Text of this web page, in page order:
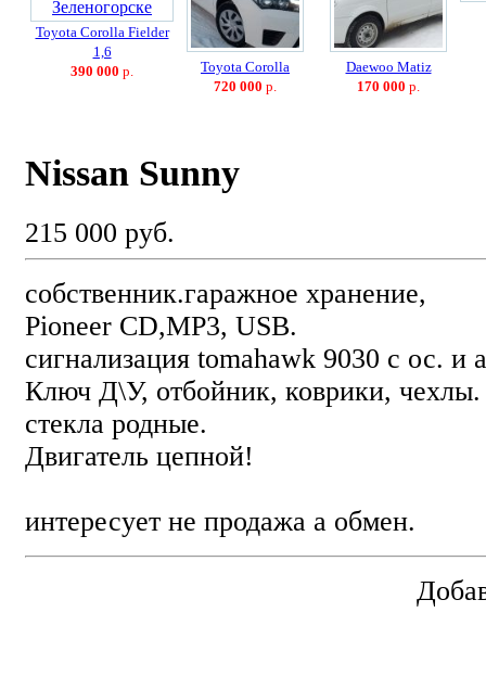
Toyota Corolla Fielder
1,6
390 000 р.
Toyota Corolla
720 000 р.
Daewoo Matiz
170 000 р.
Nissan Sunny
215 000 руб.
собственник.гаражное хранение,
Pioneer CD,MP3, USB.
сигнализация tomahawk 9030 с ос. и
Ключ Д\У, отбойник, коврики, чехлы.
стекла родные.
Двигатель цепной!
интересует не продажа а обмен.